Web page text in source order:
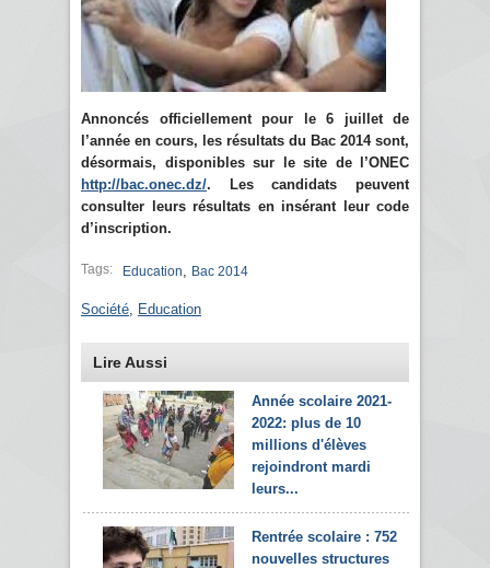
Annoncés officiellement pour le 6 juillet de
l’année en cours, les résultats du Bac 2014 sont,
désormais, disponibles sur le site de l’ONEC
http://bac.onec.dz/. Les candidats peuvent
consulter leurs résultats en insérant leur code
d’inscription.
Tags: Education Bac 2014
Société Education
Lire Aussi
Année scolaire 2021-
2022: plus de 10
millions d'élèves
rejoindront mardi
leurs...
Rentrée scolaire : 752
nouvelles structures